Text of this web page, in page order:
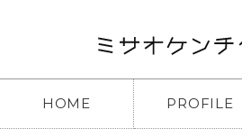
HOME PROFILE